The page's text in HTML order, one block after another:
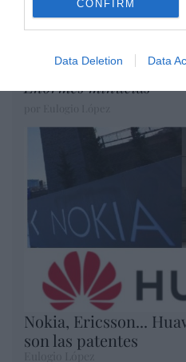
CONFIRM
Data Deletion Data
Artículos anteriores
Enormes minucias
Nokia, Ericsson...
son las patentes